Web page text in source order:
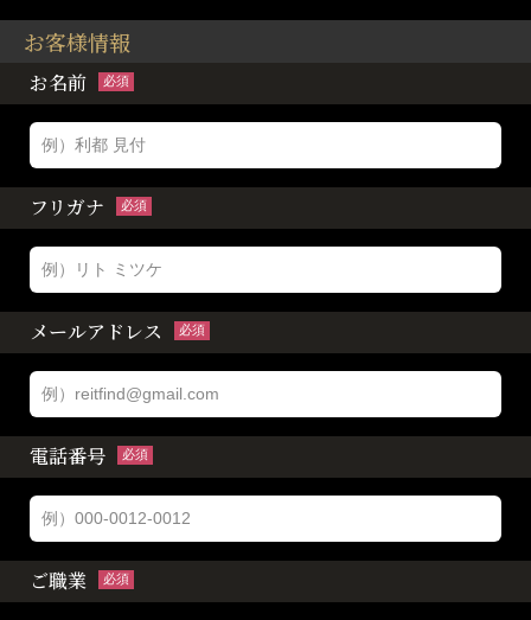
お客様情報
お名前 必須
フリガナ 必須
メールアドレス 必須
電話番号 必須
ご職業 必須